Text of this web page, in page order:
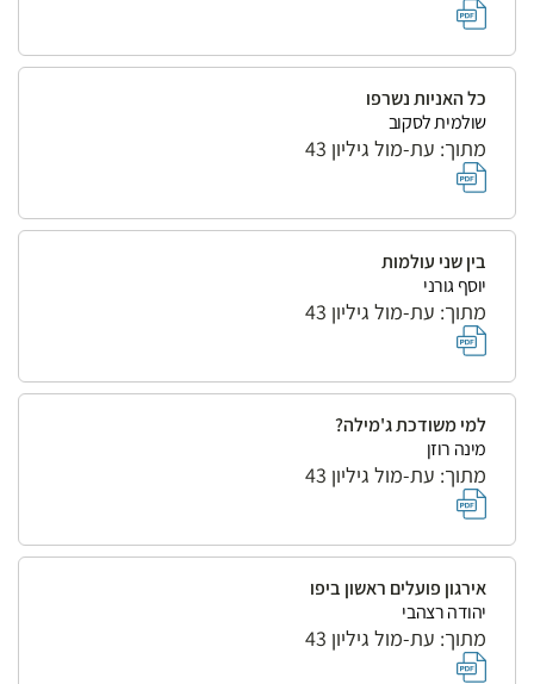
כל האניות נשרפו
שולמית לסקוב
מתוך: עת-מול גיליון 43
בין שני עולמות
יוסף גורני
מתוך: עת-מול גיליון 43
למי משודכת ג'מילה?
מינה רוזן
מתוך: עת-מול גיליון 43
אירגון פועלים ראשון ביפו
יהודה רצהבי
מתוך: עת-מול גיליון 43